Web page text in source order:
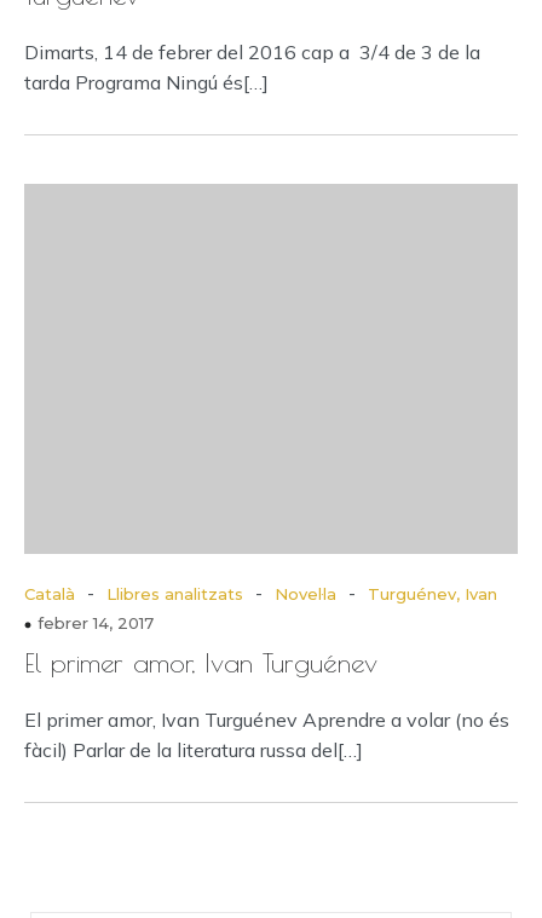
Dimarts, 14 de febrer del 2016 cap a 3/4 de 3 de la
tarda Programa Ningú és[…]
Català - Llibres analitzats - Novel·la -
Turguénev, Ivan
febrer 14, 2017
El primer amor, Ivan Turguénev
El primer amor, Ivan Turguénev Aprendre a volar (no és
fàcil) Parlar de la literatura russa del[…]